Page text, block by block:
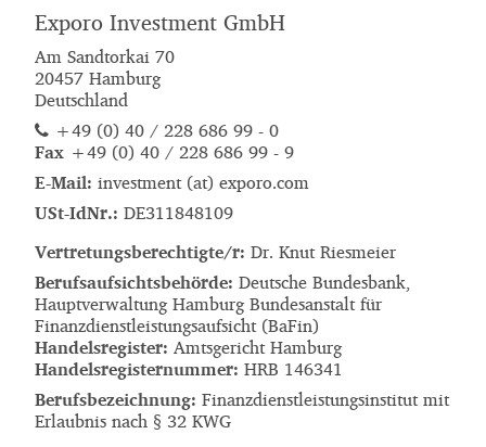
Exporo Investment GmbH
Am Sandtorkai 70
20457 Hamburg
Deutschland
+49 (0) 40 / 228 686 99 - 0
Fax +49 (0) 40 / 228 686 99 - 9
E-Mail:
m
o
c
.
o
r
o
p
x
e
(ta)
t
n
e
m
t
s
e
v
n
i
USt-IdNr.: DE311848109
Vertretungsberechtigte/r: Dr. Knut Riesmeier
Berufsaufsichtsbehörde: Deutsche Bundesbank,
Hauptverwaltung Hamburg Bundesanstalt für
Finanzdienstleistungsaufsicht (BaFin)
Handelsregister: Amtsgericht Hamburg
Handelsregisternummer: HRB 146341
Berufsbezeichnung: Finanzdienstleistungsinstitut mit
Erlaubnis nach § 32 KWG